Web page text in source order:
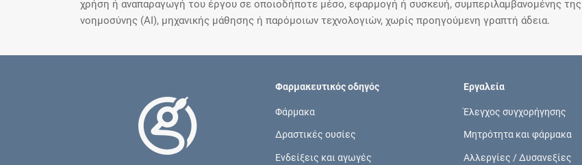
χρήση ή αναπαραγωγή του έργου σε οποιοδήποτε μέσο, εφαρμογή ή συσκευή, συμπεριλαμβανομένης της
νοημοσύνης (AI), μηχανικής μάθησης ή παρόμοιων τεχνολογιών, χωρίς προηγούμενη γραπτή άδεια.
Φαρμακευτικός οδηγός
Φάρμακα
Δραστικές ουσίες
Ενδείξεις και αγωγές
Εργαλεία
Έλεγχος συγχορήγησης
Μητρότητα και φάρμακα
Αλλεργίες / Δυσανεξίες